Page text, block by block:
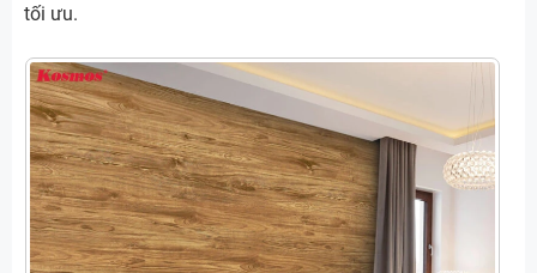
tối ưu.